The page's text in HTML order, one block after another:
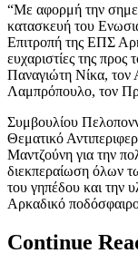
“Με αφορμή την
κατασκευή του
Επιτροπή της ΕΠΣ
ευχαριστίες της
Παναγιώτη Νίκα, τον
Λαμπρόπουλο, τον
Συμβουλίου
Θεματικό
Μαντζούνη για την
διεκπεραίωση όλων
του γηπέδου και την
Αρκαδικό
Continue